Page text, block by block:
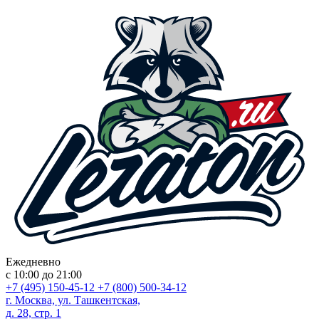
Ежедневно
с 10:00 до 21:00
+7 (495) 150-45-12 +7 (800) 500-34-12
г. Москва, ул. Ташкентская,
д. 28, стр. 1